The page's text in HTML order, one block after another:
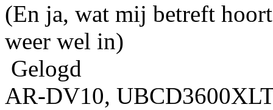
(En ja, wat mij betreft
weer wel in)
Gelogd
AR-DV10,